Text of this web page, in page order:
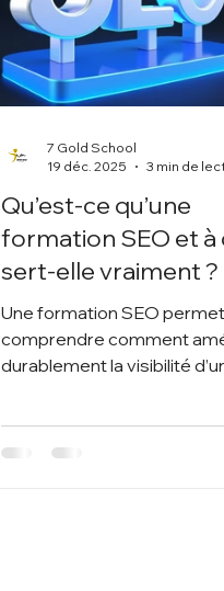
Qu’est-ce qu’une
formation SEO et à
sert-elle vraiment ?
Une formation SEO
comprendre comment
durablement la visibilité
7 Gold School
19 déc. 2025
3 min de